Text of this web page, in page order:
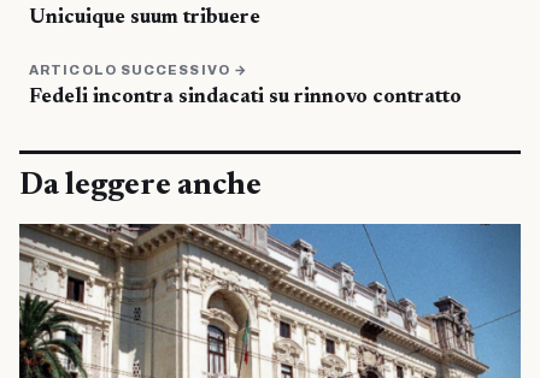
Unicuique suum tribuere
ARTICOLO SUCCESSIVO →
Fedeli incontra sindacati su rinnovo contratto
Da leggere anche